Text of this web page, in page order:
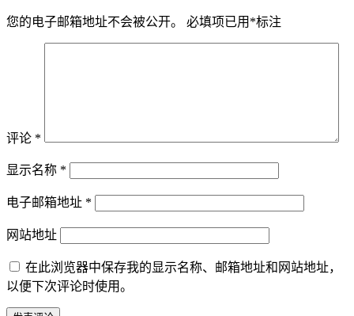
您的电子邮箱地址不会被公开。 必填项已用 *标注
评论 *
显示名称 *
电子邮箱地址 *
网站地址
在此浏览器中保存我的显示名称、邮箱地址和网站地址，
以便下次评论时使用。